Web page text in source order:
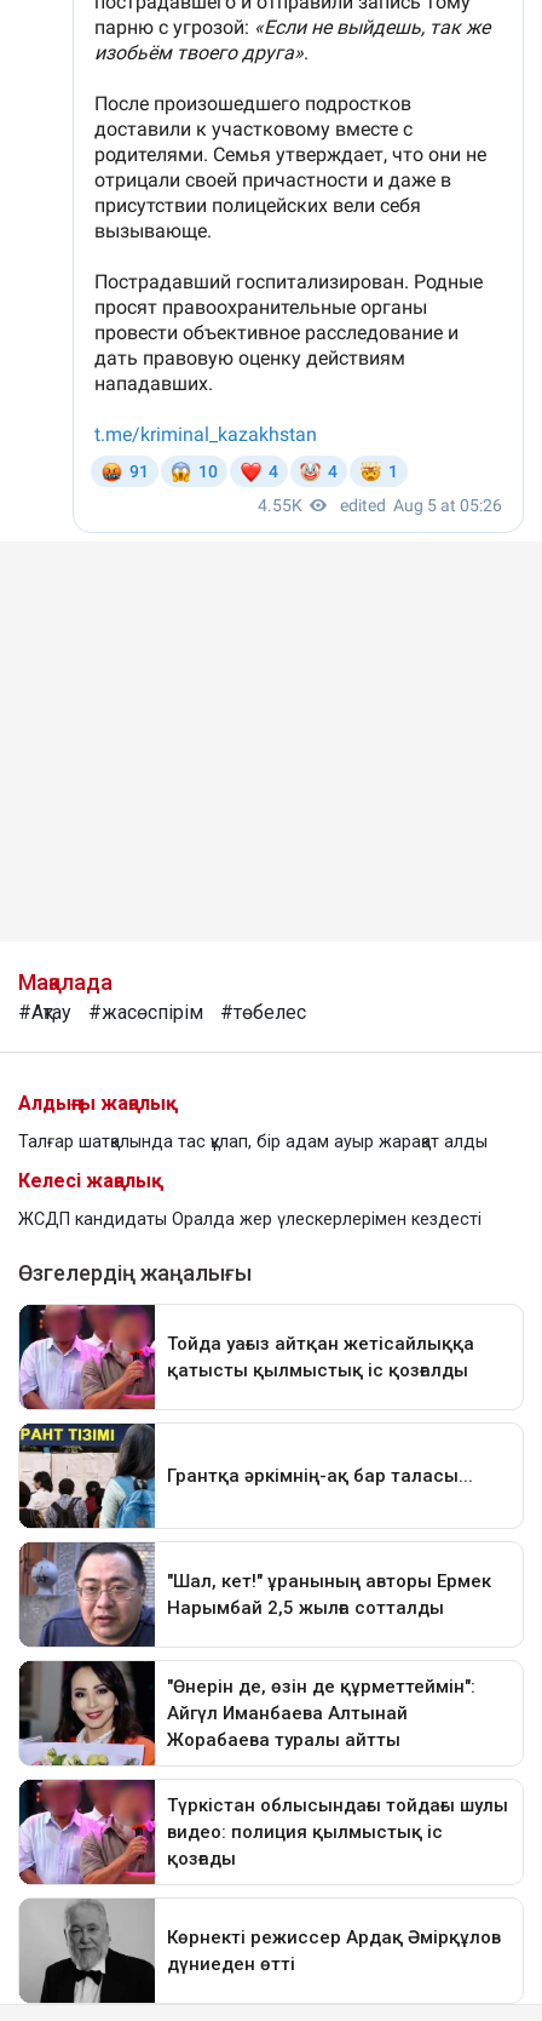
Мақалада
#Ақтау #жасөспірім #төбелес
Алдыңғы жаңалық
Талғар шатқалында тас құлап, бір адам ауыр жарақат алды
Келесі жаңалық
ЖСДП кандидаты Оралда жер үлескерлерімен кездесті